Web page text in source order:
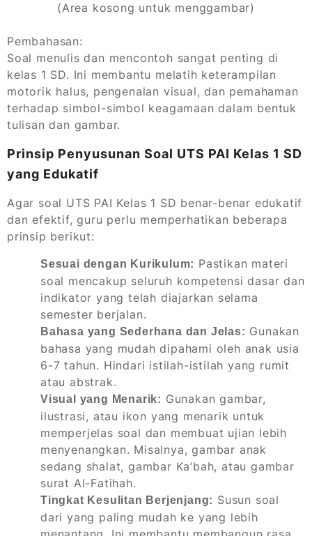
(Area kosong untuk menggambar)
Pembahasan:
Soal menulis dan mencontoh sangat penting di
kelas 1 SD. Ini membantu melatih keterampilan
motorik halus, pengenalan visual, dan pemahaman
terhadap simbol-simbol keagamaan dalam bentuk
tulisan dan gambar.
Prinsip Penyusunan Soal UTS PAI Kelas 1 SD
yang Edukatif
Agar soal UTS PAI Kelas 1 SD benar-benar edukatif
dan efektif, guru perlu memperhatikan beberapa
prinsip berikut:
Sesuai dengan Kurikulum: Pastikan materi
soal mencakup seluruh kompetensi dasar dan
indikator yang telah diajarkan selama
semester berjalan.
Bahasa yang Sederhana dan Jelas: Gunakan
bahasa yang mudah dipahami oleh anak usia
6-7 tahun. Hindari istilah-istilah yang rumit
atau abstrak.
Visual yang Menarik: Gunakan gambar,
ilustrasi, atau ikon yang menarik untuk
memperjelas soal dan membuat ujian lebih
menyenangkan. Misalnya, gambar anak
sedang shalat, gambar Ka’bah, atau gambar
surat Al-Fatihah.
Tingkat Kesulitan Berjenjang: Susun soal
dari yang paling mudah ke yang lebih